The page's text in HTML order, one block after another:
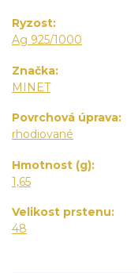
Ryzost
Ag 925/1000
Značka
MINET
Povrchová úprava
rhodiované
Hmotnost (g)
1,65
Velikost prstenu
48